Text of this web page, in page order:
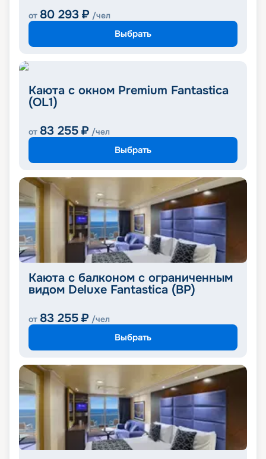
от 80 293 ₽ /чел
Выбрать
Каюта с окном Premium Fantastica
(OL1)
от 83 255 ₽ /чел
Выбрать
Каюта с балконом с ограниченным
видом Deluxe Fantastica (BP)
от 83 255 ₽ /чел
Выбрать